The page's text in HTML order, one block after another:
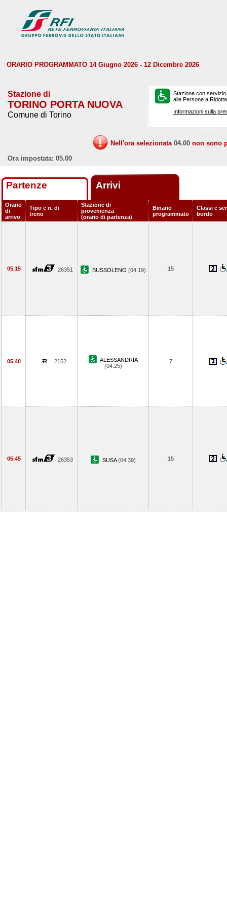
ORARIO PROGRAMMATO 14 Giugno 2026 - 12 Dicembre 2026
Stazione di
TORINO PORTA NUOVA
Comune di Torino
Stazione con
alle Persone a
Informazioni sulla
Nell'ora selezionata 04.00 non sono
Ora impostata: 05.00
Partenze Arrivi
Orario
di
arrivo
Tipo e n. di
treno
Stazione di
provenienza
(orario di partenza)
Binario
programmato
Classi e
bordo
05.15 26351 BUSSOLENO (04.19) 15
05.40 2152
ALESSANDRIA
(04.25)
7
05.45 26353 SUSA(04.39) 15